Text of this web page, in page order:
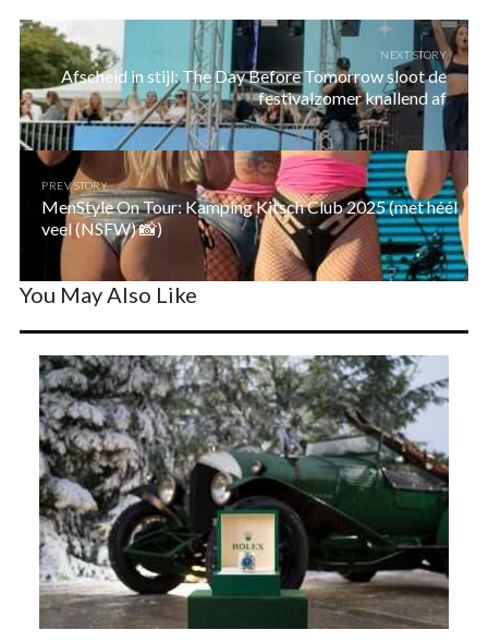
NEXT STORY
Afscheid in stijl: The Day Before Tomorrow sloot de
festivalzomer knallend af
PREV STORY
MenStyle On Tour: Kamping Kitsch Club 2025 (met héél
veel (NSFW) 📸)
You May Also Like